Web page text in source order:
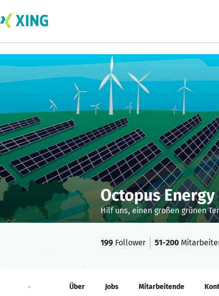
Octopus
Hilf uns, einen großen grünen
199 Follower 51-200
Neuigkeiten Über Jobs Mitarbeitende